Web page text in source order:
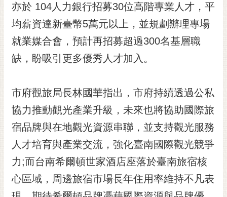
English
日
本
語
私
權
及
安
全
政
策
網
站
亦於 104人力銀行招募30位高階專業人才，平
均薪資達新臺幣5萬元以上，並規劃辦理專場
就業媒合會，預計再招募超過300名基層職
缺，盼吸引更多優秀人才加入。
市府觀旅局長林國華指出，市府持續透過公私
協力推動觀光產業升級，未來也將協助國際旅
宿品牌與在地觀光資源串聯，並支持觀光服務
人才培育與產業交流，強化臺南國際觀光競爭
力;而台南希爾頓世家酒店座落於臺南旅宿核
心區域，周邊旅宿市場長年住用率維持不凡表